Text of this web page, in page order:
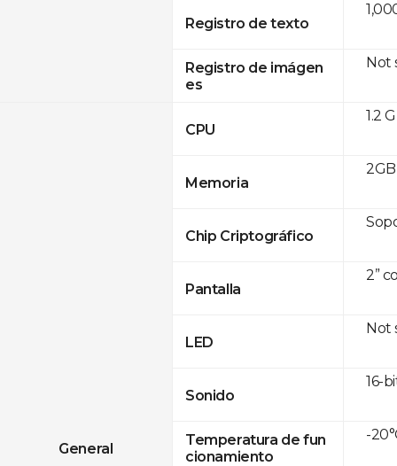
Registro de texto
Registro de imágen
es
General
CPU
Memoria
Chip Criptográfico
Pantalla
LED
Sonido
Temperatura de fun
cionamiento
Not
1.2
2”
Not
16-
-